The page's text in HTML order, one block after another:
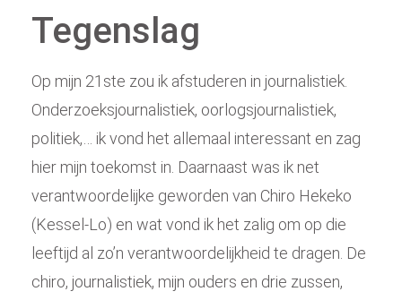
Tegenslag
Op mijn 21ste zou ik afstuderen in journalistiek.
Onderzoeksjournalistiek, oorlogsjournalistiek,
politiek,… ik vond het allemaal interessant en zag
hier mijn toekomst in. Daarnaast was ik net
verantwoordelijke geworden van Chiro Hekeko
(Kessel-Lo) en wat vond ik het zalig om op die
leeftijd al zo’n verantwoordelijkheid te dragen. De
chiro, journalistiek, mijn ouders en drie zussen,